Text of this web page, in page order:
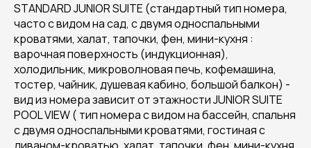
STANDARD JUNIOR SUITE (стандартный тип номера,
часто с видом на сад, с двумя односпальными
кроватями, халат, тапочки, фен, мини-кухня :
варочная поверхность (индукционная),
холодильник, микроволновая печь, кофемашина,
тостер, чайник, душевая кабино, большой балкон) -
вид из номера зависит от этажности JUNIOR SUITE
POOL VIEW ( тип номера с видом на бассейн, спальня
с двумя односпальными кроватями, гостиная с